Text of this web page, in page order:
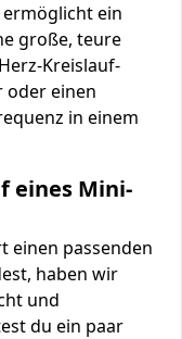
ein
große, teure
Kreislauf-
oder einen
in einem
eines Mini-
einen passenden
haben wir
und
du ein paar